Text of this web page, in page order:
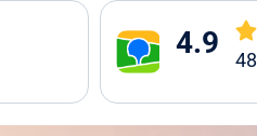
4.9 48